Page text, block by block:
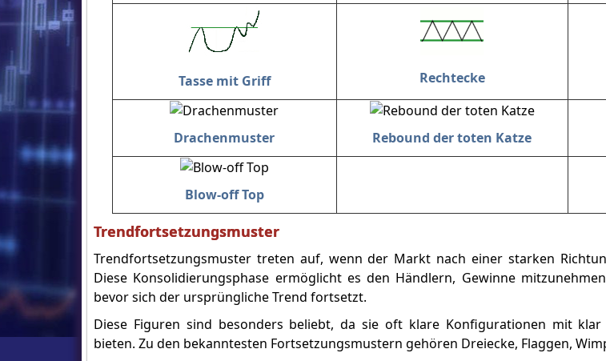
Tasse mit Griff Rechtecke
Drachenmuster Rebound der toten Katze
Blow-off Top
Trendfortsetzungsmuster
Trendfortsetzungsmuster treten auf, wenn der Markt nach einer starken
Diese Konsolidierungsphase ermöglicht es den Händlern, Gewinne
bevor sich der ursprüngliche Trend fortsetzt.
Diese Figuren sind besonders beliebt, da sie oft klare Konfigurationen mit klar
bieten. Zu den bekanntesten Fortsetzungsmustern gehören Dreiecke, Flaggen,